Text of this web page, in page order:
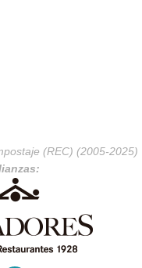
(REC) (2005-2025)